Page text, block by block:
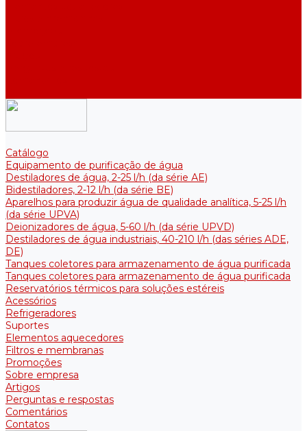
Catálogo
Equipamento de purificação de água
Destiladores de água, 2-25 l/h (da série АE)
Bidestiladores, 2-12 l/h (da série BE)
Aparelhos para produzir água de qualidade analítica, 5-25 l/h
(da série UPVA)
Deionizadores de água, 5-60 l/h (da série UPVD)
Destiladores de água industriais, 40-210 l/h (das séries ADE,
DE)
Tanques coletores para armazenamento de água purificada
Tanques coletores para armazenamento de água purificada
Reservatórios térmicos para soluções estéreis
Acessórios
Refrigeradores
Suportes
Elementos aquecedores
Filtros e membranas
Promoções
Sobre empresa
Artigos
Perguntas e respostas
Comentários
Contatos